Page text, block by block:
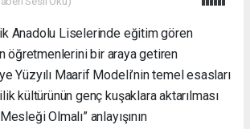
Anadolu Liselerinde eğitim gören
öğretmenlerini bir araya getiren
Yüzyılı Maarif Modeli’nin temel esasları
kültürünün genç kuşaklara aktarılması
Olmalı” anlayışının